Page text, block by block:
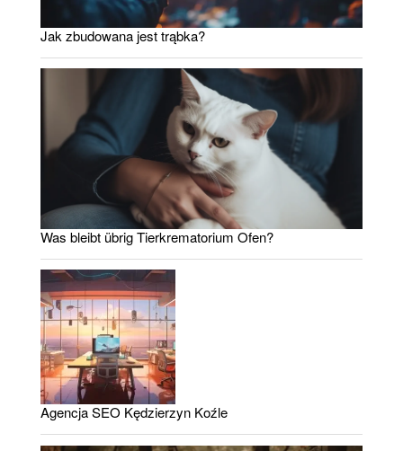
Jak zbudowana jest trąbka?
Was bleibt übrig Tierkrematorium Ofen?
Agencja SEO Kędzierzyn Koźle